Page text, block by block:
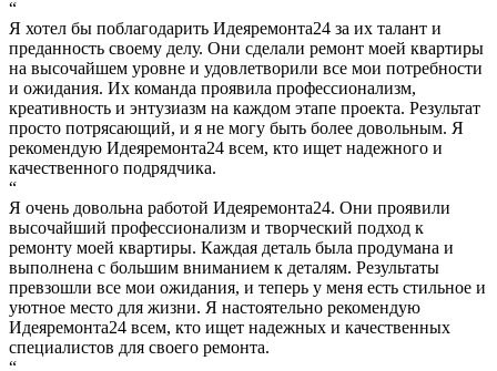
“
Я хотел бы поблагодарить Идеяремонта24 за их талант и
преданность своему делу. Они сделали ремонт моей квартиры
на высочайшем уровне и удовлетворили все мои потребности
и ожидания. Их команда проявила профессионализм,
креативность и энтузиазм на каждом этапе проекта. Результат
просто потрясающий, и я не могу быть более довольным. Я
рекомендую Идеяремонта24 всем, кто ищет надежного и
качественного подрядчика.
“
Я очень довольна работой Идеяремонта24. Они проявили
высочайший профессионализм и творческий подход к
ремонту моей квартиры. Каждая деталь была продумана и
выполнена с большим вниманием к деталям. Результаты
превзошли все мои ожидания, и теперь у меня есть стильное и
уютное место для жизни. Я настоятельно рекомендую
Идеяремонта24 всем, кто ищет надежных и качественных
специалистов для своего ремонта.
“